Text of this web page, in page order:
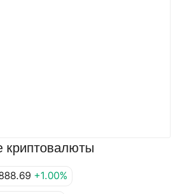
криптовалюты
+1.00%